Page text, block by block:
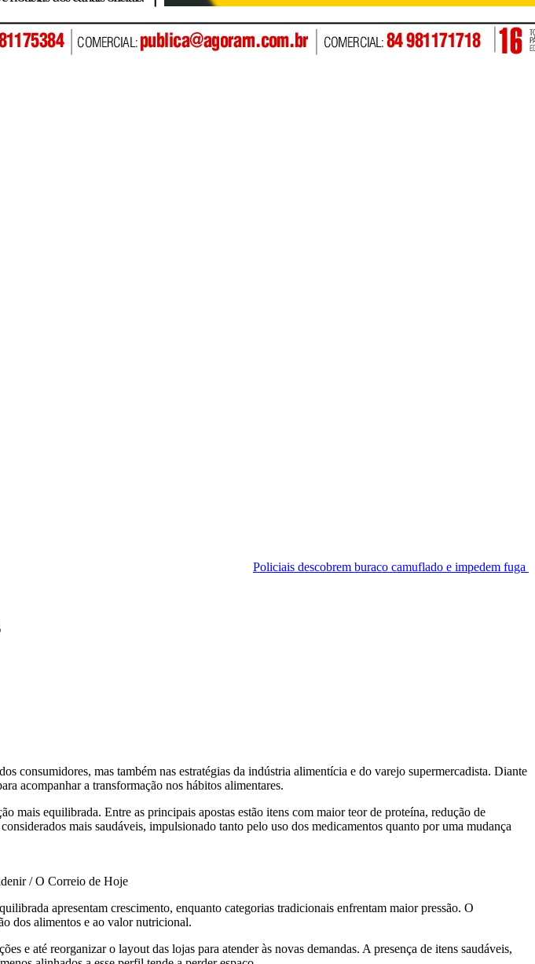
Policiais descobrem buraco camuflado e impedem fuga em cadeia de
consumidores, mas também nas estratégias da indústria alimentícia e do varejo supermercadista. Diante
acompanhar a transformação nos hábitos alimentares.
mais equilibrada. Entre as principais apostas estão itens com maior teor de proteína, redução de
mais saudáveis, impulsionado tanto pelo uso dos medicamentos quanto por uma mudança
/ O Correio de Hoje
apresentam crescimento, enquanto categorias tradicionais enfrentam maior pressão. O
dos alimentos e ao valor nutricional.
e até reorganizar o layout das lojas para atender às novas demandas. A presença de itens saudáveis,